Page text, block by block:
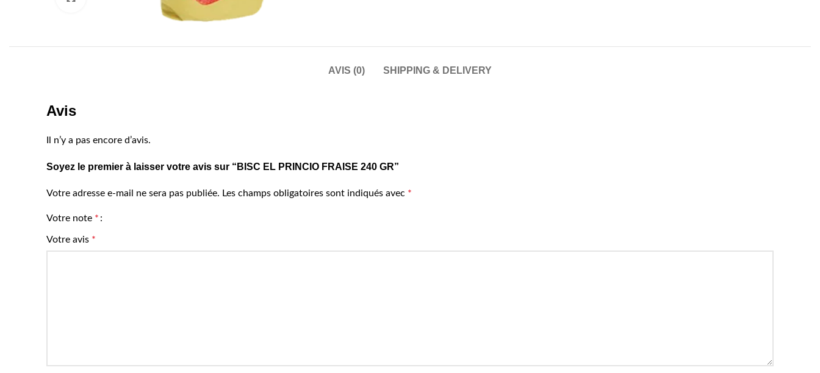
AVIS (0) SHIPPING & DELIVERY
Avis
Il n’y a pas encore d’avis.
Soyez le premier à laisser votre avis sur “BISC EL PRINCIO FRAISE 240 GR”
Votre adresse e-mail ne sera pas publiée. Les champs obligatoires sont indiqués avec *
Votre note *
Votre avis *